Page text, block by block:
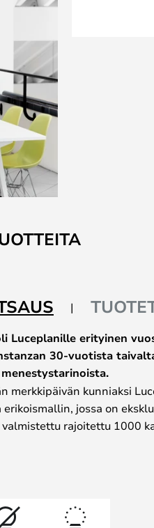
Luceplanille erityinen
30-vuotista
merkkipäivän kunniaksi
erikoismallin, jossa on
rajoitettu 1000
käsin
ja pöytävalaisin